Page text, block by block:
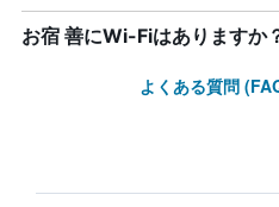
お宿 善にWi-Fiはありますか
よくある質問